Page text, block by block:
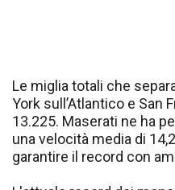
Le miglia totali che
York sull’Atlantico e San
13.225. Maserati ne ha
una velocità media di
garantire il record con